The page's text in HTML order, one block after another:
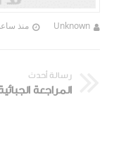
Unknown منذ
رسالة أحدث
المراجعة